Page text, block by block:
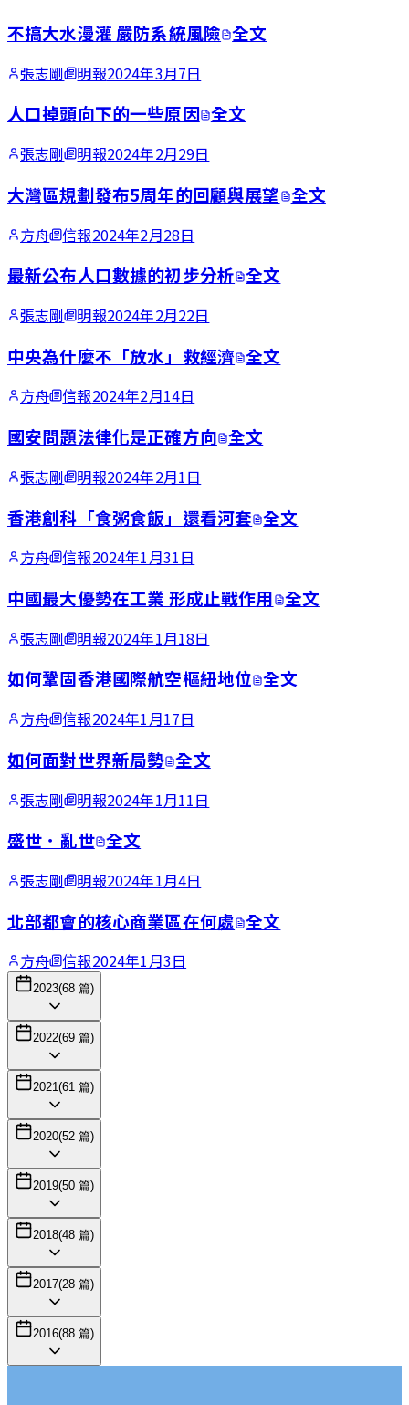
不搞大水漫灌 嚴防系統風險 全文
張志剛 明報2024年3月7日
人口掉頭向下的一些原因 全文
張志剛 明報2024年2月29日
大灣區規劃發布5周年的回顧與展望 全文
方舟 信報2024年2月28日
最新公布人口數據的初步分析 全文
張志剛 明報2024年2月22日
中央為什麼不「放水」救經濟 全文
方舟 信報2024年2月14日
國安問題法律化是正確方向 全文
張志剛 明報2024年2月1日
香港創科「食粥食飯」還看河套 全文
方舟 信報2024年1月31日
中國最大優勢在工業 形成止戰作用 全文
張志剛 明報2024年1月18日
如何鞏固香港國際航空樞紐地位 全文
方舟 信報2024年1月17日
如何面對世界新局勢 全文
張志剛 明報2024年1月11日
盛世．亂世 全文
張志剛 明報2024年1月4日
北部都會的核心商業區在何處 全文
方舟 信報2024年1月3日
2023(68 篇)
2022(69 篇)
2021(61 篇)
2020(52 篇)
2019(50 篇)
2018(48 篇)
2017(28 篇)
2016(88 篇)